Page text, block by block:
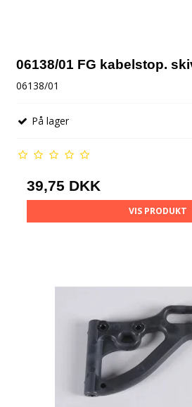
06138/01 FG kabelstop.
06138/01
På lager
39,75 DKK
VIS PRODUKT